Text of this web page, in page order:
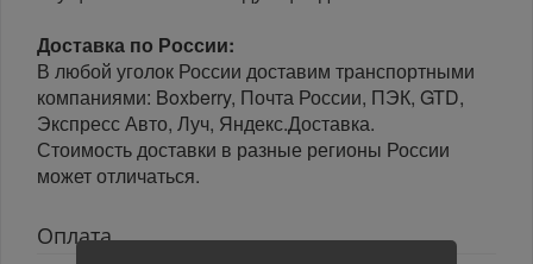
Доставка по России:
В любой уголок России доставим транспортными
компаниями: Boxberry, Почта России, ПЭК, GTD,
Экспресс Авто, Луч, Яндекс.Доставка.
Стоимость доставки в разные регионы России
может отличаться.
Оплата